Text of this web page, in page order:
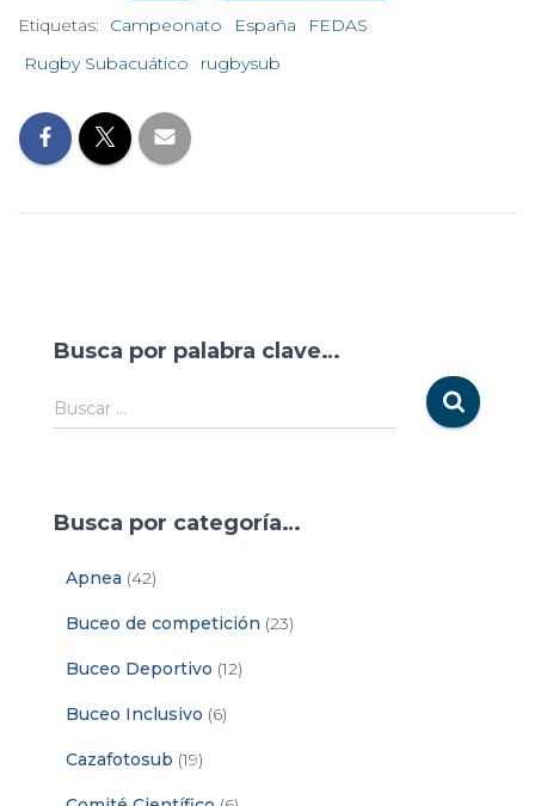
Etiquetas: Campeonato España
FEDAS
Rugby Subacuático
rugbysub
Busca por palabra clave…
Buscar …
Busca por categoría…
Apnea (42)
Buceo de competición (23)
Buceo Deportivo (12)
Buceo Inclusivo (6)
Cazafotosub (19)